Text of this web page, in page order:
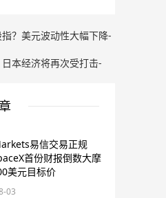
？美元波动性大幅下降-
本经济将再次受打击-
易信交易正规
首份财报倒数大摩
美元目标价
03